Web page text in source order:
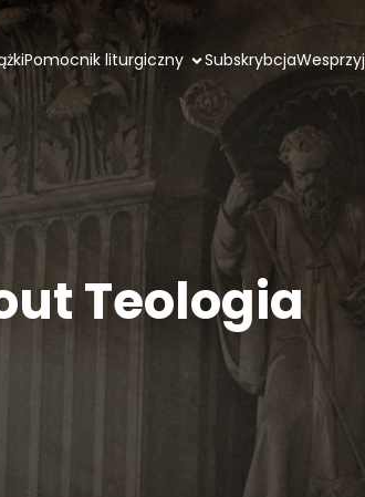
Pomocnik liturgiczny Subskrybcja
Teologia